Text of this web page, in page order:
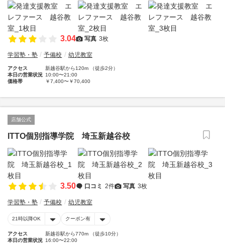
3.04 写真 3枚
学習塾・塾 予備校 幼児教室
アクセス
新越谷駅から120m （徒歩2分）
本日の営業状況 10:00〜21:00
価格帯
￥7,400〜￥70,400
店舗公式
ITTO個別指導学院 埼玉新越谷校
3.50 口コミ 2件 写真 3枚
学習塾・塾 予備校 幼児教室
21時以降OK クーポン有
アクセス
新越谷駅から770m （徒歩10分）
本日の営業状況 16:00〜22:00